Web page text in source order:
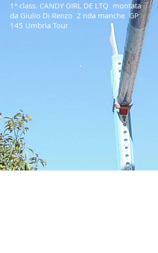
1° class. CANDY GIRL DE LTQ montata
da Giulio Di Renzo 2 nda manche GP
145 Umbria Tour